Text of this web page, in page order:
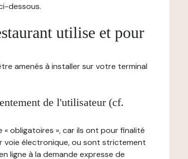
dessous.
utilise et pour
amenés à installer sur votre terminal
de l'utilisateur (cf.
obligatoires », car ils ont pour finalité
voie électronique, ou sont strictement
ligne à la demande expresse de